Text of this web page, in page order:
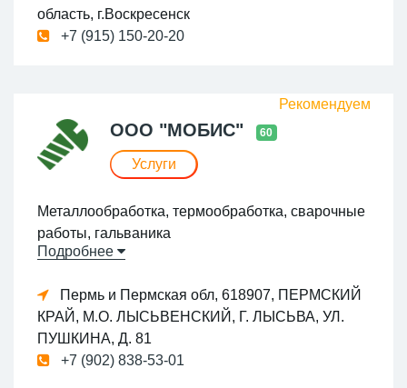
универсальный парк станочного оборудования
область, г.Воскресенск
+7 (915) 150-20-20
ООО "МОБИС" 60
Услуги
Металлообработка, термообработка, сварочные
работы, гальваника
Подробнее
Пермь и Пермская обл, 618907, ПЕРМСКИЙ
КРАЙ, М.О. ЛЫСЬВЕНСКИЙ, Г. ЛЫСЬВА, УЛ.
ПУШКИНА, Д. 81
+7 (902) 838-53-01